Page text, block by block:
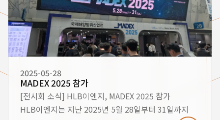
2025-05-28
MADEX 2025 참가
[전시회 소식] HLB이엔지, MADEX 2025 참가
HLB이엔지는 지난 2025년 5월 28일부터 31일까지